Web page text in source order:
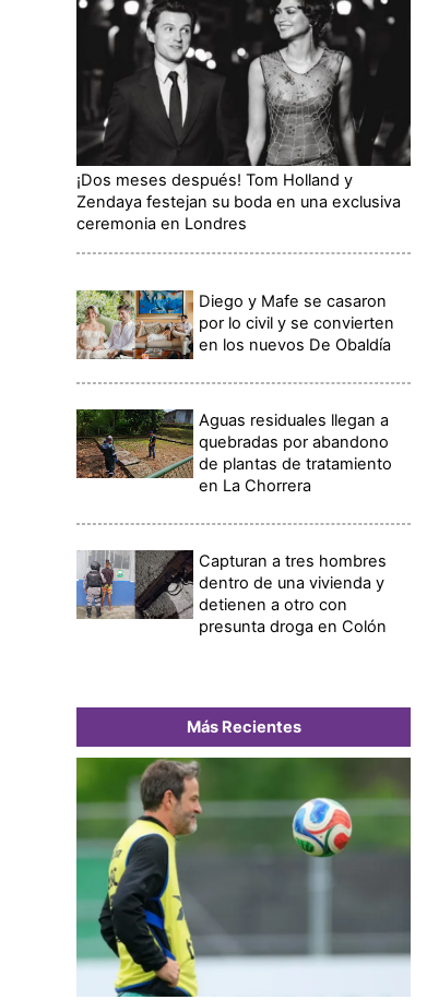
¡Dos meses después! Tom Holland y
Zendaya festejan su boda en una exclusiva
ceremonia en Londres
Diego y Mafe se casaron
por lo civil y se convierten
en los nuevos De Obaldía
Aguas residuales llegan a
quebradas por abandono
de plantas de tratamiento
en La Chorrera
Capturan a tres hombres
dentro de una vivienda y
detienen a otro con
presunta droga en Colón
Más Recientes